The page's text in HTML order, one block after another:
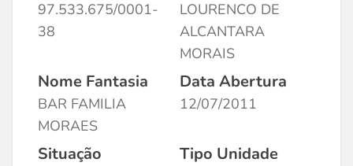
97.533.675/0001-
38
LOURENCO DE
ALCANTARA
MORAIS
Nome Fantasia
BAR FAMILIA
MORAES
Data Abertura
12/07/2011
Situação Tipo Unidade